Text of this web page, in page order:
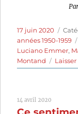
Publié
le
17 juin 2020
années 1950-1959
Luciano Emmer,
Montand
14 avril 2020